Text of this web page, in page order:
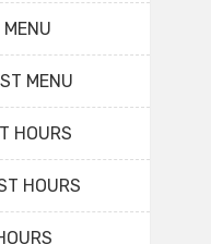
MENU
HOURS
HOURS